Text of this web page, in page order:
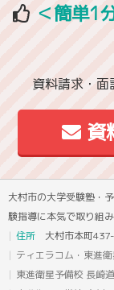
＜簡単1
資料請求・面
資
大村市の大学受験塾・
験指導に本気で取り組
住所 大村市本町
ティエラコム・東進
東進衛星予備校 長崎